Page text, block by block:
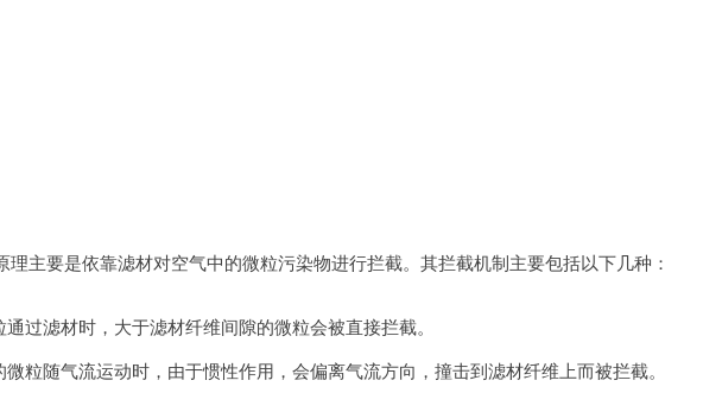
理主要是依靠滤材对空气中的微粒污染物进行拦截。其拦截机制主要包括以下几种：
过滤材时，大于滤材纤维间隙的微粒会被直接拦截。
微粒随气流运动时，由于惯性作用，会偏离气流方向，撞击到滤材纤维上而被拦截。